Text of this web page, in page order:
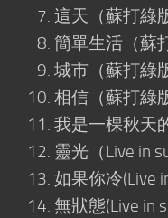
這天（蘇打綠
簡單生活（蘇
城市（蘇打綠
相信（蘇打綠
我是一棵秋天
靈光（Live in
如果你冷(Live
無狀態(Live in